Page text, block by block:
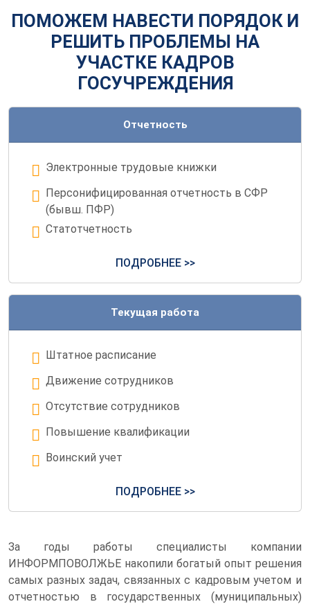
ПОМОЖЕМ НАВЕСТИ ПОРЯДОК И
РЕШИТЬ ПРОБЛЕМЫ НА
УЧАСТКЕ КАДРОВ
ГОСУЧРЕЖДЕНИЯ
Отчетность
Электронные трудовые книжки
Персонифицированная отчетность в СФР
(бывш. ПФР)
Статотчетность
ПОДРОБНЕЕ >>
Текущая работа
Штатное расписание
Движение сотрудников
Отсутствие сотрудников
Повышение квалификации
Воинский учет
ПОДРОБНЕЕ >>
За годы работы специалисты компании
ИНФОРМПОВОЛЖЬЕ накопили богатый опыт решения
самых разных задач, связанных с кадровым учетом и
отчетностью в государственных (муниципальных)